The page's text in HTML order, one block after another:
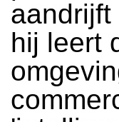
hij leert